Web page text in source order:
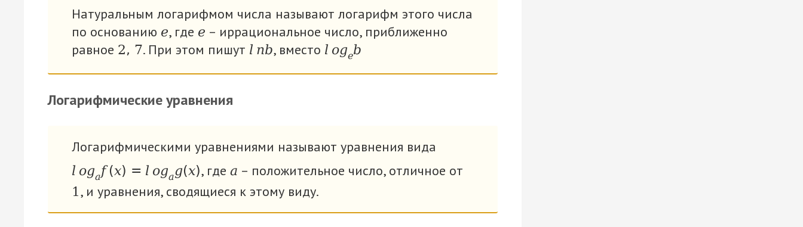
Натуральным логарифмом числа называют логарифм этого числа
по основанию е, где е – иррациональное число, приближенно
равное 2, 7. При этом пишут l nb, вместо l ogeb
Логарифмические уравнения
Логарифмическими уравнениями называют уравнения вида
l ogaf (x) = l ogag(x), гдеа – положительное число, отличное от
1 , и уравнения, сводящиеся к этому виду.